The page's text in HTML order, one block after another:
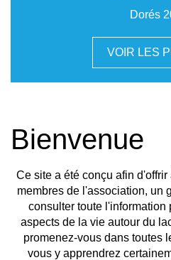
Dorés
VOIR LES
Bienvenue
Ce site a été conçu afin
membres de l'association, un
consulter toute l'information
aspects de la vie autour du
promenez-vous dans toutes
vous y apprendrez